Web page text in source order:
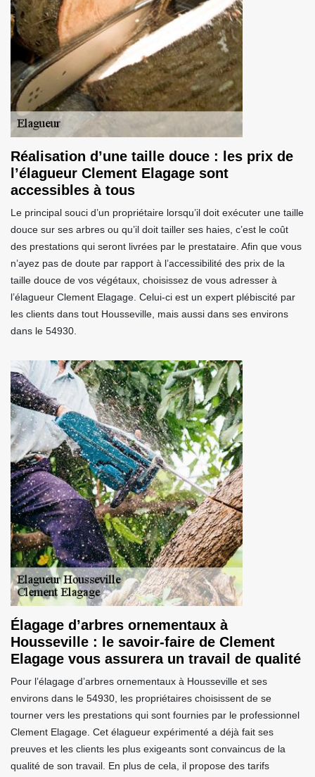
Réalisation d’une taille douce : les prix de
l’élagueur Clement Elagage sont
accessibles à tous
Le principal souci d’un propriétaire lorsqu’il doit exécuter une taille
douce sur ses arbres ou qu’il doit tailler ses haies, c’est le coût
des prestations qui seront livrées par le prestataire. Afin que vous
n’ayez pas de doute par rapport à l’accessibilité des prix de la
taille douce de vos végétaux, choisissez de vous adresser à
l’élagueur Clement Elagage. Celui-ci est un expert plébiscité par
les clients dans tout Housseville, mais aussi dans ses environs
dans le 54930.
Élagage d’arbres ornementaux à
Housseville : le savoir-faire de Clement
Elagage vous assurera un travail de qualité
Pour l’élagage d’arbres ornementaux à Housseville et ses
environs dans le 54930, les propriétaires choisissent de se
tourner vers les prestations qui sont fournies par le professionnel
Clement Elagage. Cet élagueur expérimenté a déjà fait ses
preuves et les clients les plus exigeants sont convaincus de la
qualité de son travail. En plus de cela, il propose des tarifs